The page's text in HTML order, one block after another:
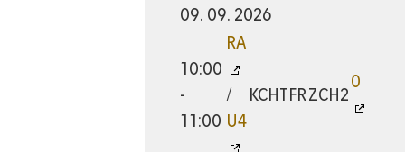
09. 09. 2026
10:00
-
11:00
RA
/
U4
KCHTFR ZCH2
0